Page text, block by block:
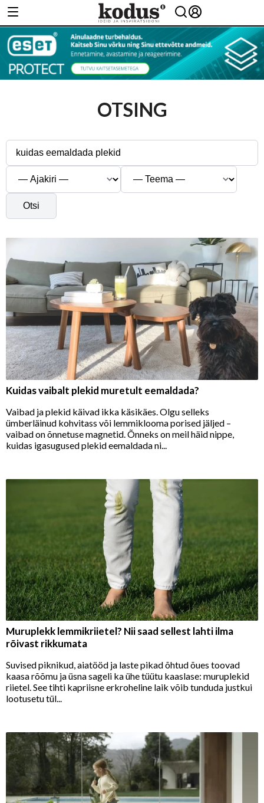
OTSING
Otsi
Kuidas vaibalt plekid muretult eemaldada?
Vaibad ja plekid käivad ikka käsikäes. Olgu selleks
ümberläinud kohvitass või lemmiklooma porised jäljed –
vaibad on õnnetuse magnetid. Õnneks on meil häid nippe,
kuidas igasugused plekid eemaldada ni...
Muruplekk lemmikriietel? Nii saad sellest lahti ilma
rõivast rikkumata
Suvised piknikud, aiatööd ja laste pikad õhtud õues toovad
kaasa rõõmu ja üsna sageli ka ühe tüütu kaaslase: muruplekid
riietel. See tihti kapriisne erkroheline laik võib tunduda justkui
lootusetu tül...